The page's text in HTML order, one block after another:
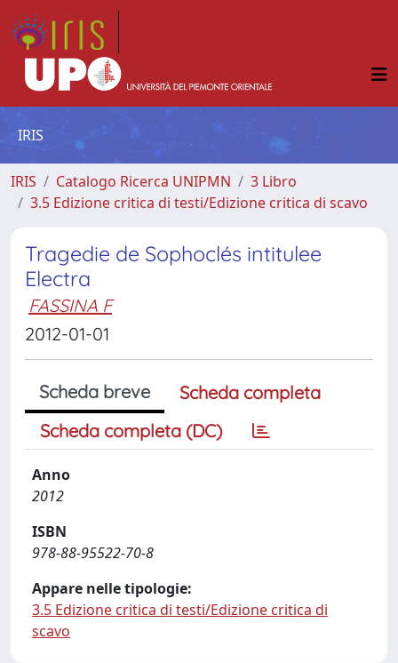
IRIS
IRIS Catalogo Ricerca UNIPMN
3 Libro
3.5 Edizione critica di testi/Edizione critica di scavo
Tragedie de Sophoclés intitulee
Electra
FASSINA F
2012-01-01
Scheda breve
Scheda completa
Scheda completa (DC)
Anno
2012
ISBN
978-88-95522-70-8
Appare nelle tipologie:
3.5 Edizione critica di testi/Edizione critica di
scavo